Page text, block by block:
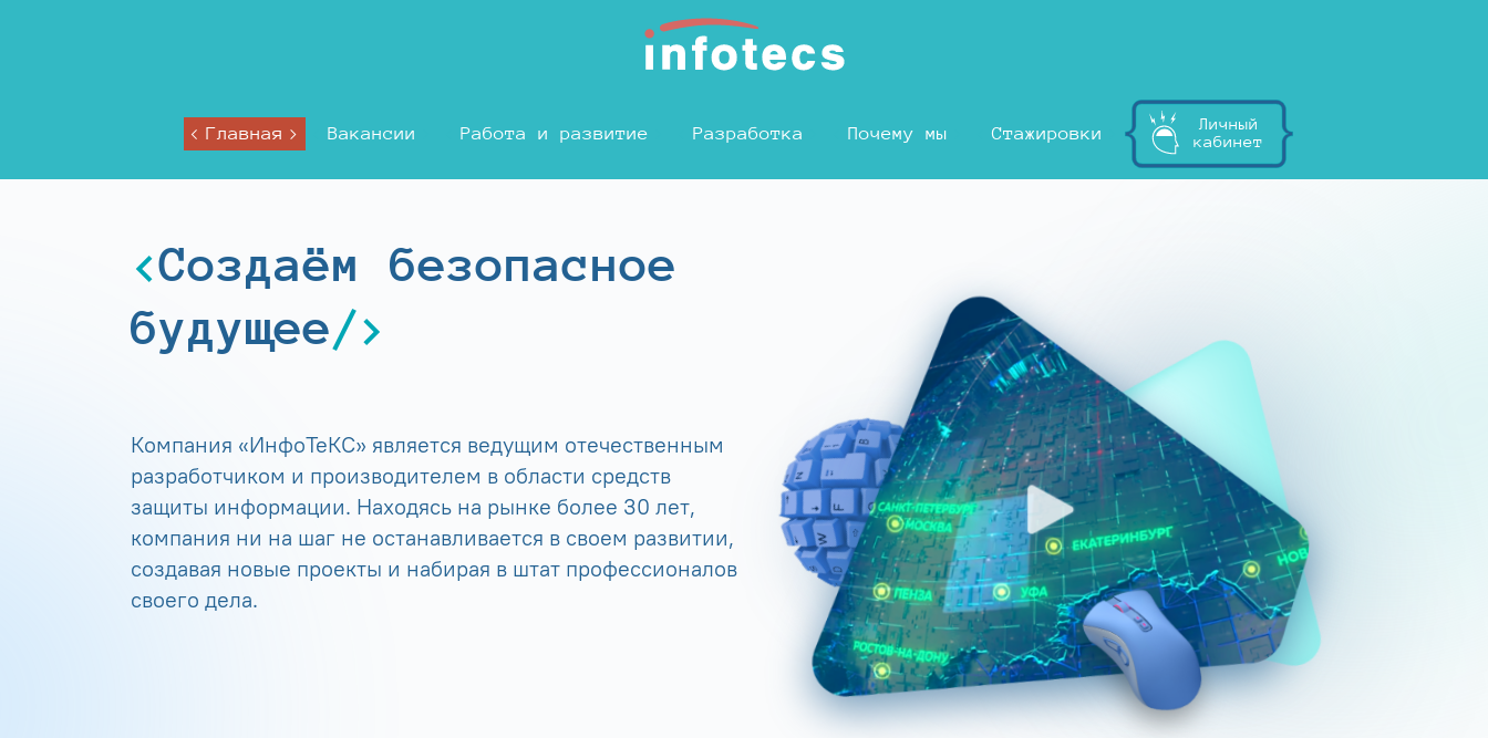
Главная Вакансии Работа и развитие Разработка Почему мы Стажировки
Личный
кабинет
Создаём безопасное
будущее
Компания «ИнфоТеКС» является ведущим отечественным
разработчиком и производителем в области средств
защиты информации. Находясь на рынке более 30 лет,
компания ни на шаг не останавливается в своем развитии,
создавая новые проекты и набирая в штат профессионалов
своего дела.